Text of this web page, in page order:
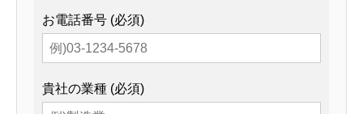
お電話番号 (必須)
貴社の業種 (必須)